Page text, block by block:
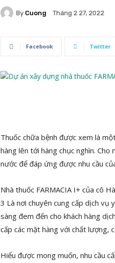
By Cuong Tháng 2 27, 2022
Facebook Twitter
Thuốc chữa bệnh được xem là
hàng lên tới hàng chục nghìn.
nước để đáp ứng được nhu cầu
Nhà thuốc FARMACIA I+ của cô
3 Là nơi chuyên cung cấp dịch vụ
sàng đem đến cho khách hàng
cấp các mặt hàng với chất lượng,
Hiểu được mong muốn, nhu cầu